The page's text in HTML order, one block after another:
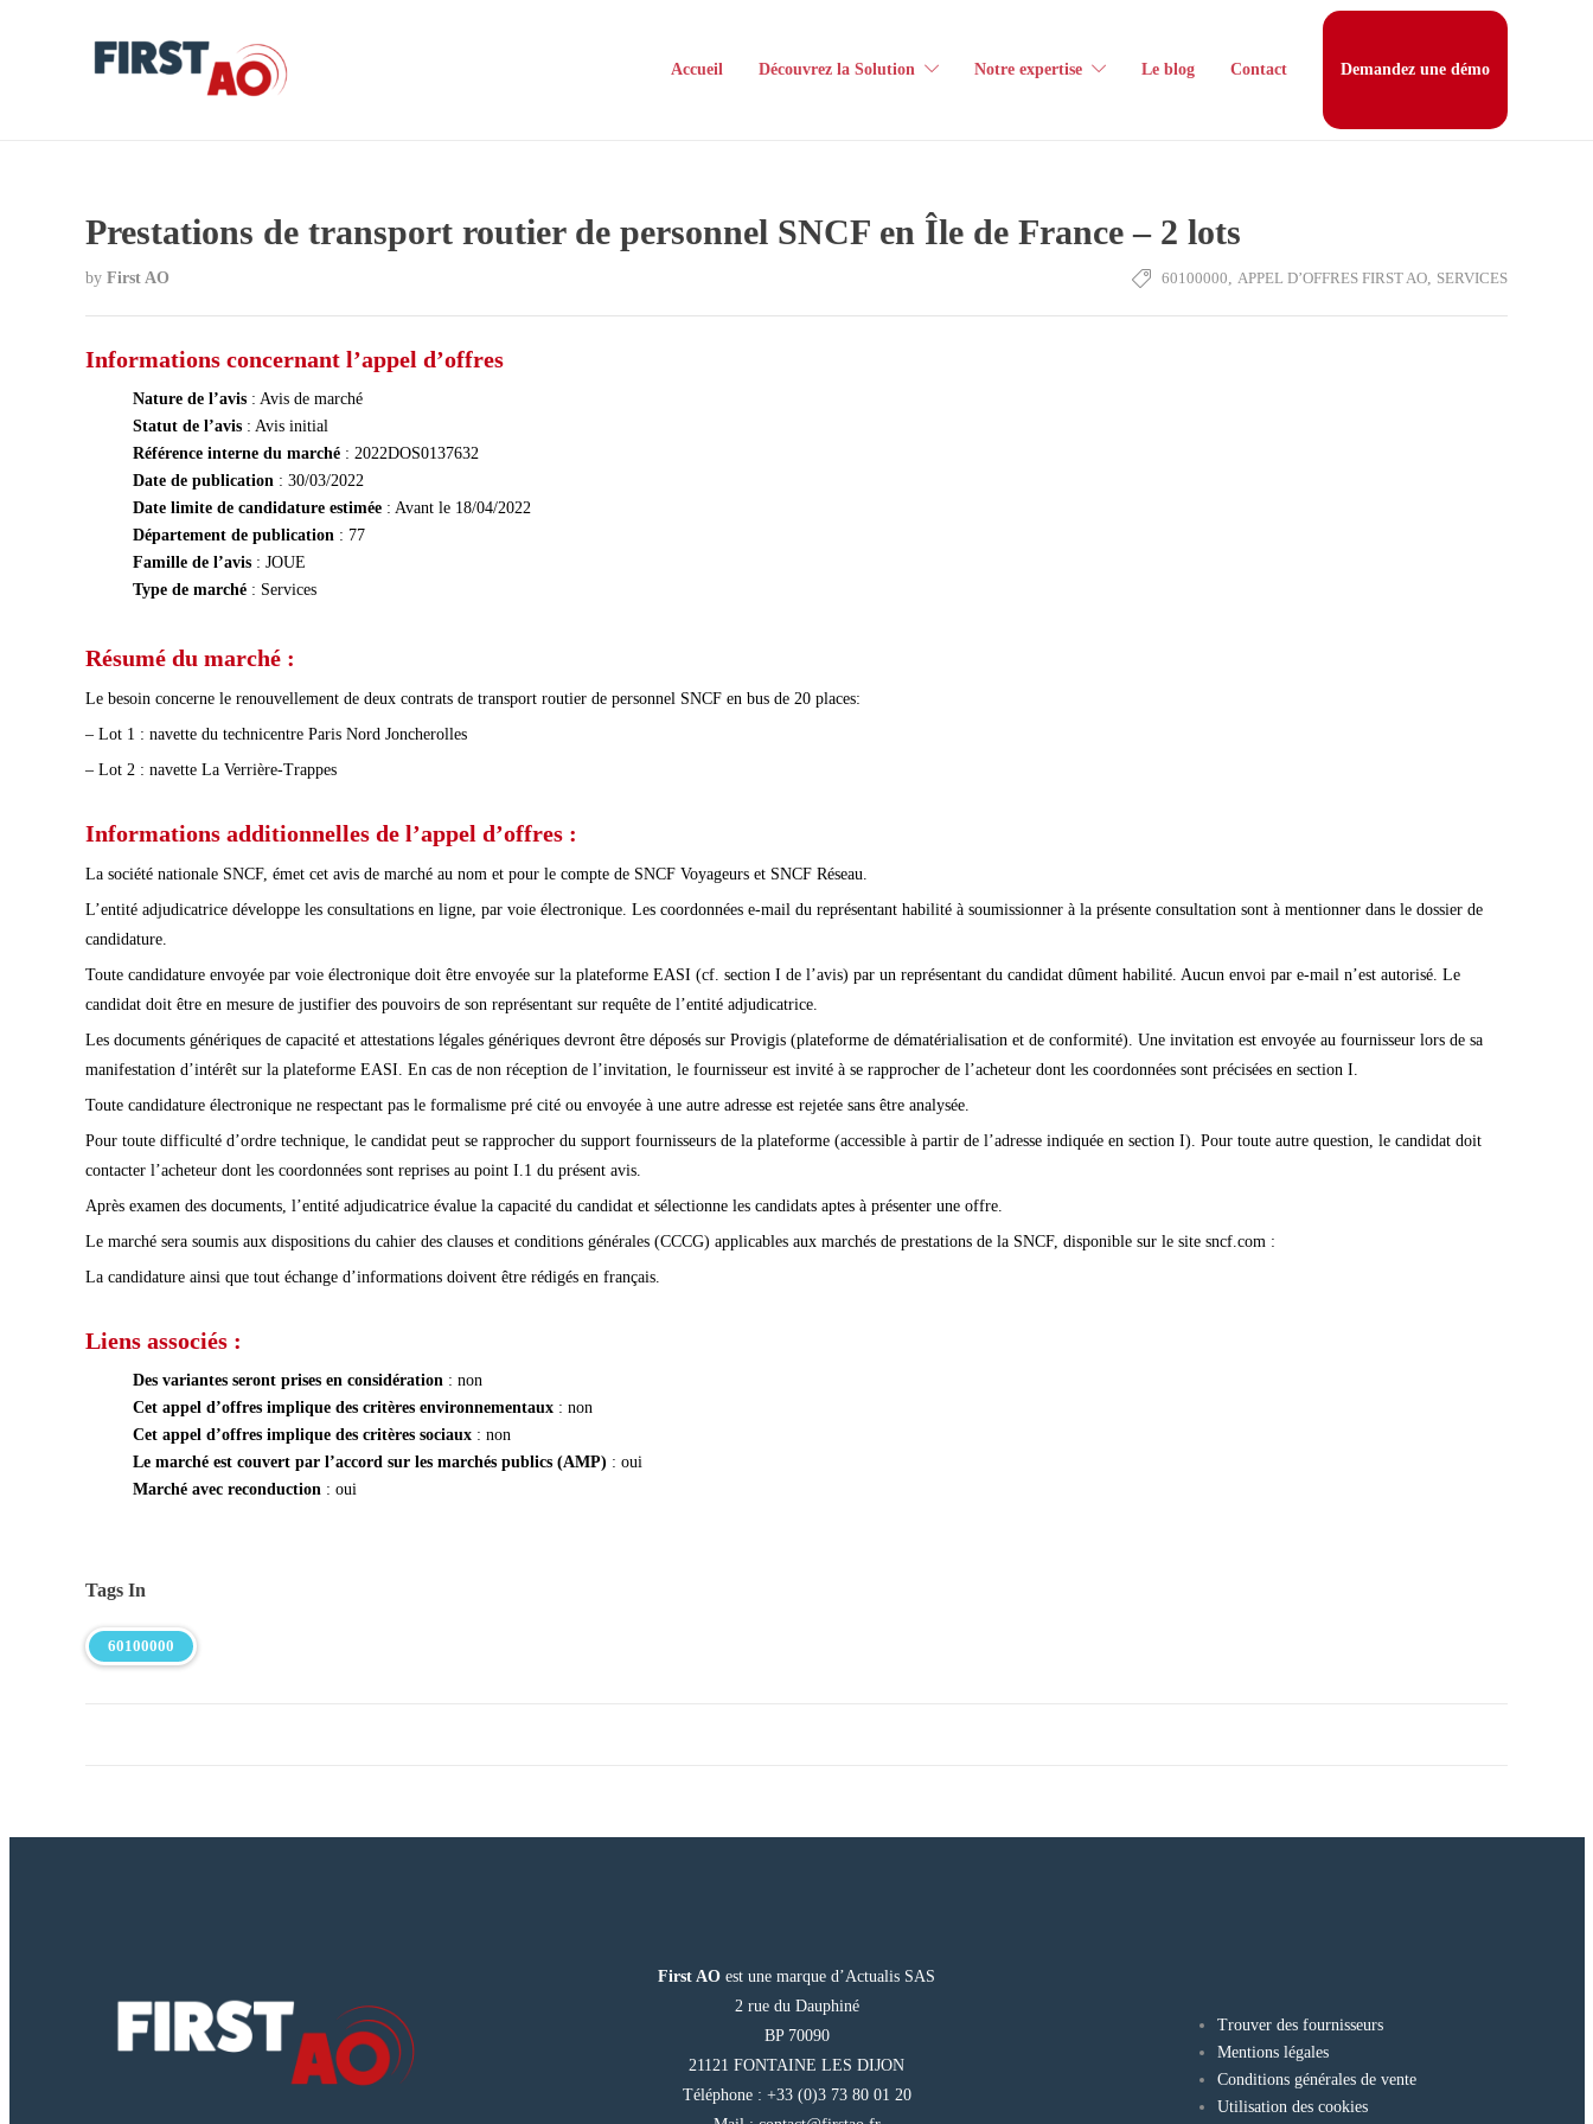
Accueil Découvrez la Solution Notre expertise Le blog Contact Demandez une démo
Prestations de transport routier de personnel SNCF en Île de France – 2 lots
by First AO 60100000, APPEL D’OFFRES FIRST AO, SERVICES
Informations concernant l’appel d’offres
Nature de l’avis : Avis de marché
Statut de l’avis : Avis initial
Référence interne du marché : 2022DOS0137632
Date de publication : 30/03/2022
Date limite de candidature estimée : Avant le 18/04/2022
Département de publication : 77
Famille de l’avis : JOUE
Type de marché : Services
Résumé du marché :
Le besoin concerne le renouvellement de deux contrats de transport routier de personnel SNCF en bus de 20 places:
– Lot 1 : navette du technicentre Paris Nord Joncherolles
– Lot 2 : navette La Verrière-Trappes
Informations additionnelles de l’appel d’offres :
La société nationale SNCF, émet cet avis de marché au nom et pour le compte de SNCF Voyageurs et SNCF Réseau.
L’entité adjudicatrice développe les consultations en ligne, par voie électronique. Les coordonnées e-mail du représentant habilité à soumissionner à la présente consultation sont à mentionner dans le dossier de
candidature.
Toute candidature envoyée par voie électronique doit être envoyée sur la plateforme EASI (cf. section I de l’avis) par un représentant du candidat dûment habilité. Aucun envoi par e-mail n’est autorisé. Le
candidat doit être en mesure de justifier des pouvoirs de son représentant sur requête de l’entité adjudicatrice.
Les documents génériques de capacité et attestations légales génériques devront être déposés sur Provigis (plateforme de dématérialisation et de conformité). Une invitation est envoyée au fournisseur lors de sa
manifestation d’intérêt sur la plateforme EASI. En cas de non réception de l’invitation, le fournisseur est invité à se rapprocher de l’acheteur dont les coordonnées sont précisées en section I.
Toute candidature électronique ne respectant pas le formalisme pré cité ou envoyée à une autre adresse est rejetée sans être analysée.
Pour toute difficulté d’ordre technique, le candidat peut se rapprocher du support fournisseurs de la plateforme (accessible à partir de l’adresse indiquée en section I). Pour toute autre question, le candidat doit
contacter l’acheteur dont les coordonnées sont reprises au point I.1 du présent avis.
Après examen des documents, l’entité adjudicatrice évalue la capacité du candidat et sélectionne les candidats aptes à présenter une offre.
Le marché sera soumis aux dispositions du cahier des clauses et conditions générales (CCCG) applicables aux marchés de prestations de la SNCF, disponible sur le site sncf.com :
La candidature ainsi que tout échange d’informations doivent être rédigés en français.
Liens associés :
Des variantes seront prises en considération : non
Cet appel d’offres implique des critères environnementaux : non
Cet appel d’offres implique des critères sociaux : non
Le marché est couvert par l’accord sur les marchés publics (AMP) : oui
Marché avec reconduction : oui
Tags In
60100000
First AO est une marque d’Actualis SAS
2 rue du Dauphiné
BP 70090
21121 FONTAINE LES DIJON
Téléphone : +33 (0)3 73 80 01 20
Trouver des fournisseurs
Mentions légales
Conditions générales de vente
Utilisation des cookies